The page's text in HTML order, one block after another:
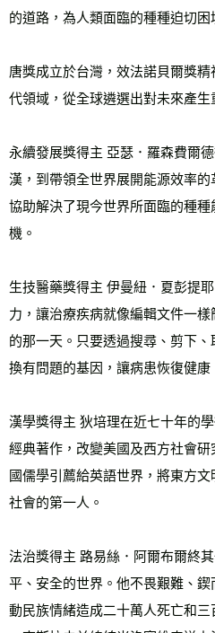
的道路，為人類面臨的種種迫切困
唐獎成立於台灣，效法諾貝爾獎
代領域，從全球遴選出對未來產生
永續發展獎得主 亞瑟．羅森費爾
漢，到帶領全世界展開能源效率的
協助解決了現今世界所面臨的種
機。
生技醫藥獎得主 伊曼紐．夏彭提
力，讓治療疾病就像編輯文件一
的那一天。只要透過搜尋、剪下
換有問題的基因，讓病患恢復健康
漢學獎得主 狄培理在近七十年的
經典著作，改變美國及西方社會
國儒學引薦給英語世界，將東方
社會的第一人。
法治獎得主 路易絲．阿爾布爾終
平、安全的世界。他不畏艱難、
動民族情緒造成二十萬人死亡和